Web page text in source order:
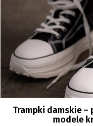
Trampki damskie –
modele